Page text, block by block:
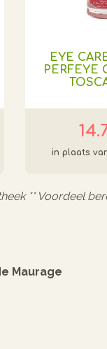
EYE
PERFEYE
** Voordeel
Maurage